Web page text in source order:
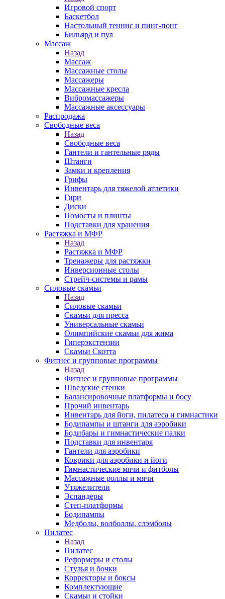
Игровой спорт
Баскетбол
Настольный теннис и пинг-понг
Бильярд и пул
Массаж
Назад
Массаж
Массажные столы
Массажеры
Массажные кресла
Вибромассажеры
Массажные аксессуары
Распродажа
Свободные веса
Назад
Свободные веса
Гантели и гантельные ряды
Штанги
Замки и крепления
Грифы
Инвентарь для тяжелой атлетики
Гири
Диски
Помосты и плинты
Подставки для хранения
Растяжка и МФР
Назад
Растяжка и МФР
Тренажеры для растяжки
Инверсионные столы
Стрейч-системы и рамы
Силовые скамьи
Назад
Силовые скамьи
Скамьи для пресса
Универсальные скамьи
Олимпийские скамьи для жима
Гиперэкстензии
Скамьи Скотта
Фитнес и групповые программы
Назад
Фитнес и групповые программы
Шведские стенки
Балансировочные платформы и босу
Прочий инвентарь
Инвентарь для йоги, пилатеса и гимнастики
Бодипампы и штанги для аэробики
Бодибары и гимнастические палки
Подставки для инвентаря
Гантели для аэробики
Коврики для аэробики и йоги
Гимнастические мячи и фитболы
Массажные роллы и мячи
Утяжелители
Эспандеры
Степ-платформы
Бодипампы
Медболы, волболлы, слэмболы
Пилатес
Назад
Пилатес
Реформеры и столы
Стулья и бочки
Корректоры и боксы
Комплектующие
Скамьи и стойки